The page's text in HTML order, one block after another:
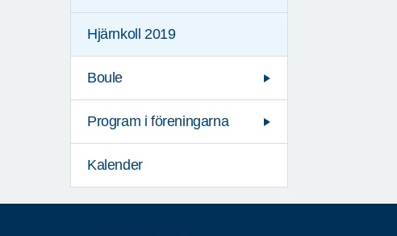
Hjärnkoll 2019
Boule
Program i föreningarna
Kalender